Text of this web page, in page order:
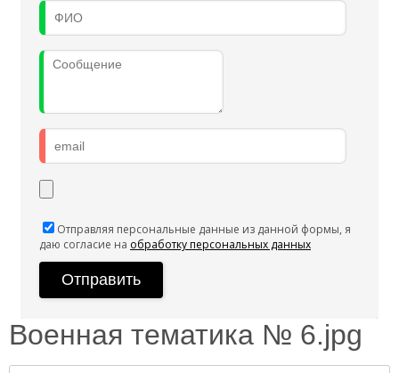
Отправляя персональные данные из данной формы, я
даю согласие на обработку персональных данных
Военная тематика № 6.jpg